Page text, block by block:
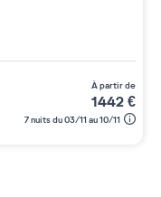
5
à partir de
1442€
7 nuits du 03/11 au 10/11